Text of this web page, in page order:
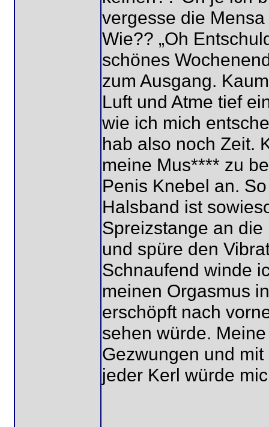
vergesse die
Wie?? „Oh
schönes
zum Ausgang.
Luft und Atme tief
wie ich mich
hab also noch Zeit.
meine Mus**** zu
Penis Knebel an.
Halsband ist
Spreizstange an
und spüre den
Schnaufend winde
meinen Orgasmus
erschöpft nach
sehen würde.
Gezwungen und
jeder Kerl würde